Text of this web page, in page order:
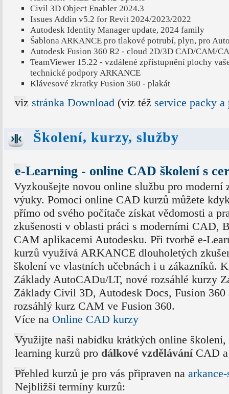
Civil 3D Object Enabler 2024.3
Issues Addin v5.2 for Revit 2024/2023/2022
Autodesk Identity Manager update, 2024 family
Šablona ARKANCE pro tlakové potrubí, plyn, pro
Autodesk Fusion 360 R2 - cloud 2D/3D CAD/CAM/
TeamViewer 15.22 - vzdálené zpřístupnění plochy
technické podpory ARKANCE
Klávesové zkratky Fusion 360 - plakát
viz stránka Download (viz též service packy
Školení, kurzy, služby
e-Learning - online CAD školení s
Vyzkoušejte novou online službu pro moderní
výuky. Pomocí online CAD kurzů můžete
přímo od svého počítače získat vědomosti a
zkušenosti v oblasti práci s moderními CAD,
CAM aplikacemi Autodesku. Při tvorbě e-
kurzů využívá ARKANCE dlouholetých
školení ve vlastních učebnách i u zákazníků.
Základy AutoCADu/LT, nové rozsáhlé kurzy
Základy Civil 3D, Autodesk Docs, Fusion 360
rozsáhlý kurz CAM ve Fusion 360.
Více na Online CAD kurzy
Využijte naši nabídku krátkých online
learning kurzů pro dálkové vzděláváníCAD a
Přehled kurzů je pro vás připraven na
Nejbližší termíny kurzů: